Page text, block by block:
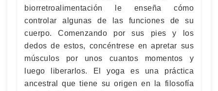
biorretroalimentación le enseña cómo
controlar algunas de las funciones de su
cuerpo. Comenzando por sus pies y los
dedos de estos, concéntrese en apretar sus
músculos por unos cuantos momentos y
luego liberarlos. El yoga es una práctica
ancestral que tiene su origen en la filosofía